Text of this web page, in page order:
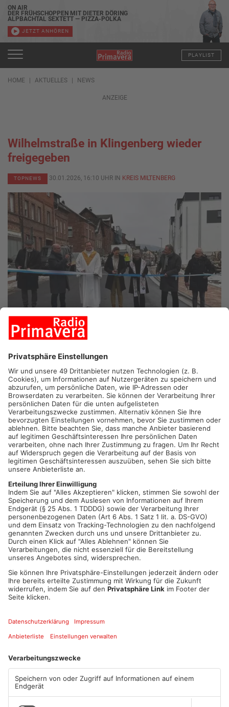
ON AIR
DER FRÜHSCHOPPEN MIT DIETER DÖRING
ALPBACHTAL SEXTETT — PIZZA-POLKA
JETZT ANHÖREN
PLAYLIST
HOME AKTUELLES NEWS
ANZEIGE
Wilhelmstraße in Klingenberg wieder
freigegeben
TOPNEWS 30.01.2026, 16:10 UHR IN KREIS MILTENBERG
in der Ortsdurchfahrt nach rund anderthalb Jahren Bauzeit
wieder für den Verkehr freigegeben. Die Staatsstraße 2309
wurde dabei deutlich verbreitert, Leitungen wurden erneuert
und neue Gehwege sowie Parkstreifen angelegt. Laut Bauamt
soll das frühere Nadelöhr damit entschärft und die Sicherheit
für Auto-, Rad- und Fußverkehr spürbar verbessert werden. Die
Kosten für den Ausbau liegen bei rund 3,5 Millionen Euro.
Mehr zum Thema
Bürgermeister Ralf Reichwein erzählte uns im Primavera-Interview:
PLAY
00:16
MUTE
Artikel teilen
ANZEIGE